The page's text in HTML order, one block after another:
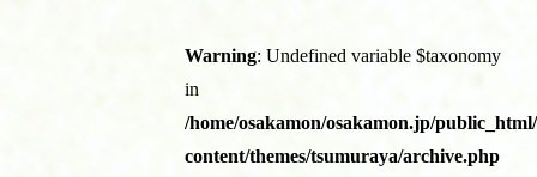
Warning: Undefined variable $taxonomy
in
/home/osakamon/osakamon.jp/
content/themes/tsumuraya/archive.php